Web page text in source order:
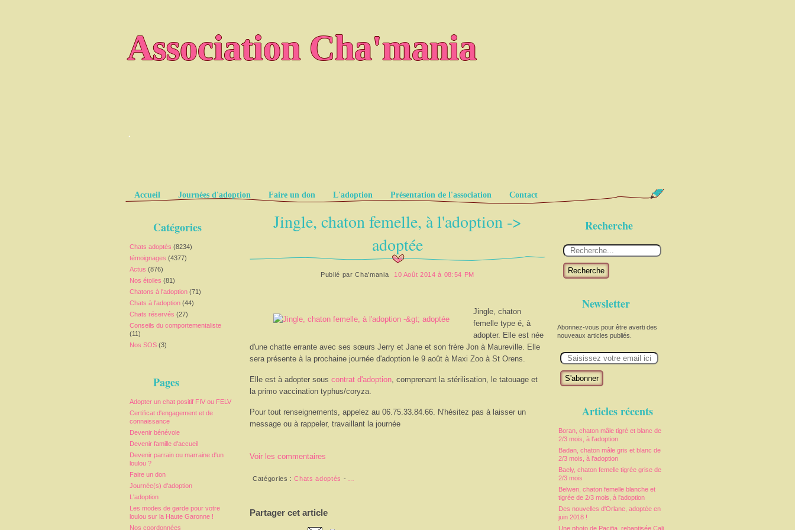
Association Cha'mania
.
Pages
Accueil Journées d'adoption Faire un don L'adoption Présentation de l'association Contact
Catégories
Chats adoptés (8234)
témoignages (4377)
Actus (876)
Nos étoiles (81)
Chatons à l'adoption (71)
Chats à l'adoption (44)
Chats réservés (27)
Conseils du comportementaliste
(11)
Nos SOS (3)
Pages
Adopter un chat positif FIV ou FELV
Certificat d'engagement et de
connaissance
Devenir bénévole
Devenir famille d'accueil
Devenir parrain ou marraine d'un
loulou ?
Faire un don
Journée(s) d'adoption
L'adoption
Les modes de garde pour votre
loulou sur la Haute Garonne !
Nos coordonnées
Recherche
Recherche
Newsletter
Abonnez-vous pour être averti des
nouveaux articles publiés.
m
Articles récents
Boran, chaton mâle tigré et blanc de
2/3 mois, à l'adoption
Badan, chaton mâle gris et blanc de
2/3 mois, à l'adoption
Baely, chaton femelle tigrée grise de
2/3 mois
Belwen, chaton femelle blanche et
tigrée de 2/3 mois, à l'adoption
Des nouvelles d'Orlane, adoptée en
juin 2018 !
Une photo de Pacifia, rebaptisée Cali,
Jingle, chaton femelle, à l'adoption ->
adoptée
Publié parCha'mania 10 Août 2014 à 08:54 PM
Jingle, chaton
femelle type é, à
adopter. Elle est née
d'une chatte errante avec ses sœurs Jerry et Jane et son frère Jon à Maureville. Elle
sera présente à la prochaine journée d'adoption le 9 août à Maxi Zoo à St Orens.
Elle est à adopter sous contrat d'adoption, comprenant la stérilisation, le tatouage et
la primo vaccination typhus/coryza.
Pour tout renseignements, appelez au 06.75.33.84.66. N'hésitez pas à laisser un
message ou à rappeler, travaillant la journée
Voir les commentaires
Catégories :Chats adoptés -
Partager cet article